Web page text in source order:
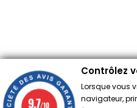
Contrôlez
Lorsque vous
navigateur,
9.7/10